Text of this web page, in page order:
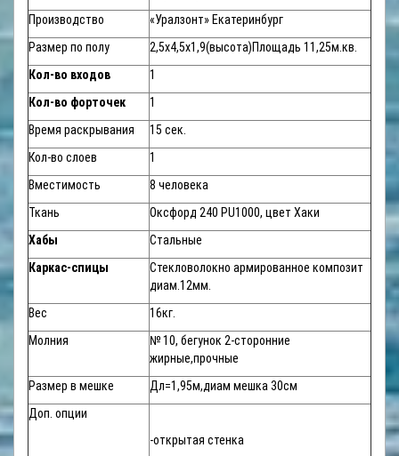
Производство
«Уралзонт» Екатеринбург
Размер по полу
2,5х4,5х1,9(высота)Площадь 11,25м.кв.
Кол-во входов
1
Кол-во форточек
1
Время раскрывания
15 сек.
Кол-во слоев
1
Вместимость
8 человека
Ткань
Оксфорд 240 PU1000, цвет Хаки
Хабы
Стальные
Каркас-спицы
Стекловолокно армированное композит
диам.12мм.
Вес
16кг.
Молния
№ 10, бегунок 2-сторонние
жирные,прочные
Размер в мешке
Дл=1,95м,диам мешка 30см
Доп. опции
-открытая стенка